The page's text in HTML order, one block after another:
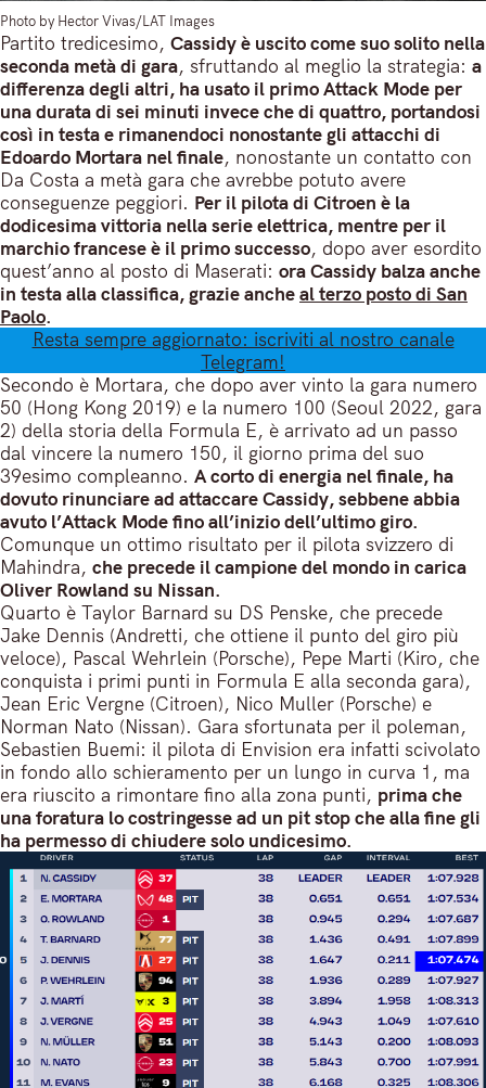
Photo by Hector Vivas/LAT Images
Partito tredicesimo, Cassidy è uscito come suo solito nella
seconda metà di gara, sfruttando al meglio la strategia: a
differenza degli altri, ha usato il primo Attack Mode per
una durata di sei minuti invece che di quattro, portandosi
così in testa e rimanendoci nonostante gli attacchi di
Edoardo Mortara nel finale, nonostante un contatto con
Da Costa a metà gara che avrebbe potuto avere
conseguenze peggiori. Per il pilota di Citroen è la
dodicesima vittoria nella serie elettrica, mentre per il
marchio francese è il primo successo, dopo aver esordito
quest’anno al posto di Maserati: ora Cassidy balza anche
in testa alla classifica, grazie ancheal terzo posto di San
Paolo.
Resta sempre aggiornato: iscriviti al nostro canale
Telegram!
Secondo è Mortara, che dopo aver vinto la gara numero
50 (Hong Kong 2019) e la numero 100 (Seoul 2022, gara
2) della storia della Formula E, è arrivato ad un passo
dal vincere la numero 150, il giorno prima del suo
39esimo compleanno. A corto di energia nel finale, ha
dovuto rinunciare ad attaccare Cassidy, sebbene abbia
avuto l’Attack Mode fino all’inizio dell’ultimo giro.
Comunque un ottimo risultato per il pilota svizzero di
Mahindra, che precede il campione del mondo in carica
Oliver Rowland su Nissan.
Quarto è Taylor Barnard su DS Penske, che precede
Jake Dennis (Andretti, che ottiene il punto del giro più
veloce), Pascal Wehrlein (Porsche), Pepe Marti (Kiro, che
conquista i primi punti in Formula E alla seconda gara),
Jean Eric Vergne (Citroen), Nico Muller (Porsche) e
Norman Nato (Nissan). Gara sfortunata per il poleman,
Sebastien Buemi: il pilota di Envision era infatti scivolato
in fondo allo schieramento per un lungo in curva 1, ma
era riuscito a rimontare fino alla zona punti, prima che
una foratura lo costringesse ad un pit stop che alla fine gli
ha permesso di chiudere solo undicesimo.